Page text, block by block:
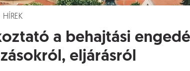
HÍREK
a behajtási
eljárásról